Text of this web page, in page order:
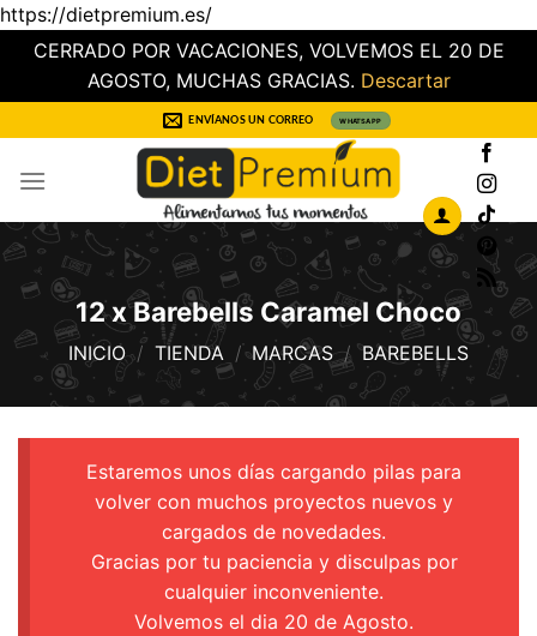
https://dietpremium.es/
CERRADO POR VACACIONES, VOLVEMOS EL 20 DE
AGOSTO, MUCHAS GRACIAS. Descartar
al
contenido
ENVÍANOS UN CORREO WHATSAPP
12 x Barebells Caramel Choco
INICIO / TIENDA / MARCAS / BAREBELLS
Estaremos unos días cargando pilas para
volver con muchos proyectos nuevos y
cargados de novedades.
Gracias por tu paciencia y disculpas por
cualquier inconveniente.
Volvemos el dia 20 de Agosto.